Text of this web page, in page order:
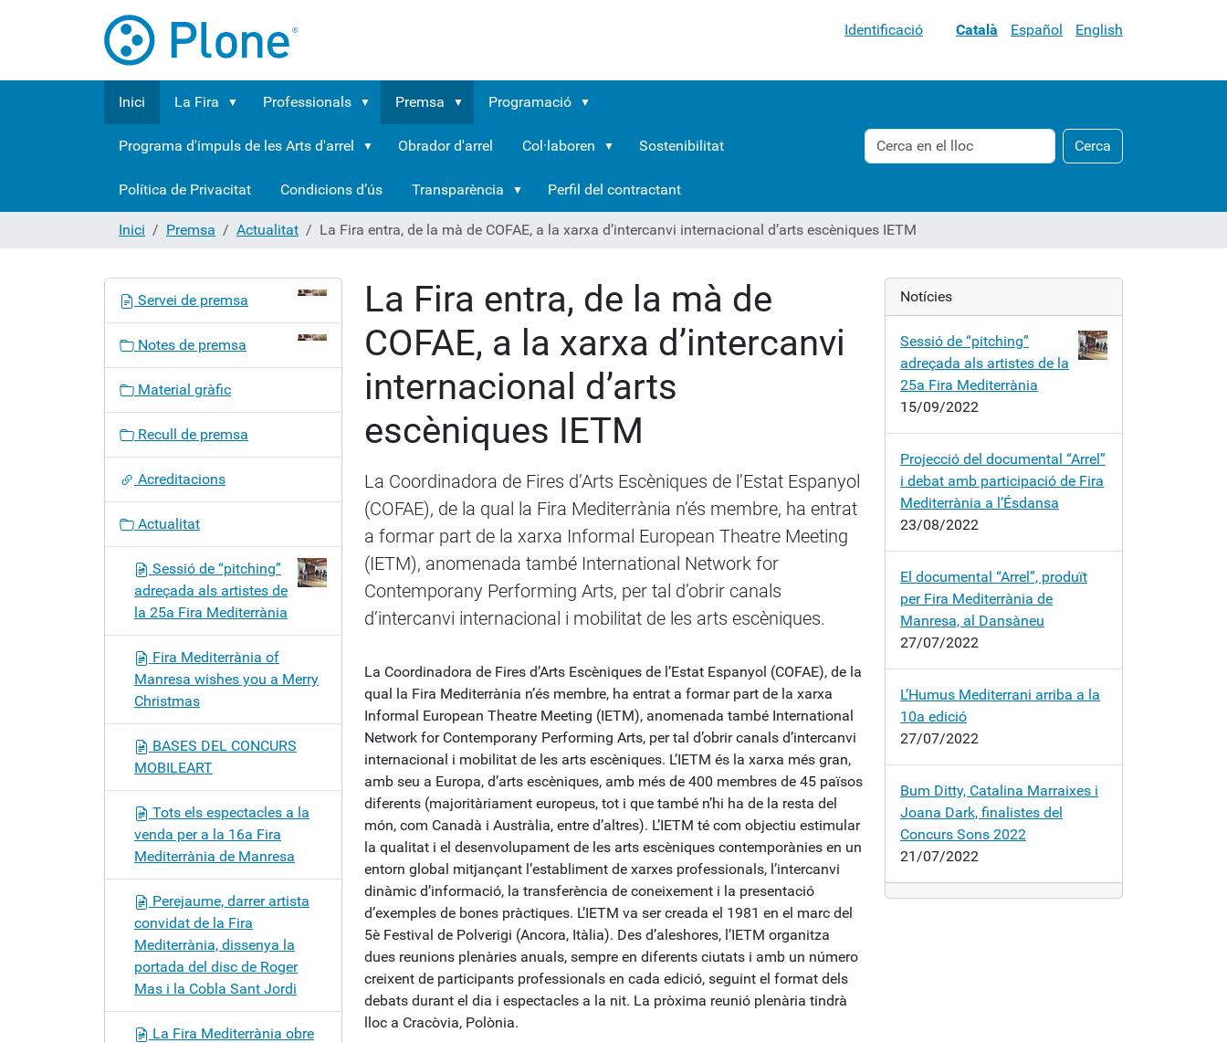
Identificació Català Español English
Inici La Fira Professionals Premsa Programació
Programa d'impuls de les Arts d'arrel Obrador d'arrel Col·laboren Sostenibilitat
Política de Privacitat Condicions d’ús Transparència Perfil del contractant
Cerca Cerca
Cerca
avançada…
Inici Premsa Actualitat La Fira entra, de la mà de COFAE, a la xarxa d’intercanvi internacional d’arts escèniques IETM
La Fira entra, de la mà de
COFAE, a la xarxa d’intercanvi
internacional d’arts
escèniques IETM
La Coordinadora de Fires d’Arts Escèniques de l’Estat Espanyol
(COFAE), de la qual la Fira Mediterrània n’és membre, ha entrat
a formar part de la xarxa Informal European Theatre Meeting
(IETM), anomenada també International Network for
Contemporany Performing Arts, per tal d’obrir canals
d’intercanvi internacional i mobilitat de les arts escèniques.
La Coordinadora de Fires d’Arts Escèniques de l’Estat Espanyol (COFAE), de la
qual la Fira Mediterrània n’és membre, ha entrat a formar part de la xarxa
Informal European Theatre Meeting (IETM), anomenada també International
Network for Contemporany Performing Arts, per tal d’obrir canals d’intercanvi
internacional i mobilitat de les arts escèniques. L’IETM és la xarxa més gran,
amb seu a Europa, d’arts escèniques, amb més de 400 membres de 45 països
diferents (majoritàriament europeus, tot i que també n’hi ha de la resta del
món, com Canadà i Austràlia, entre d’altres). L’IETM té com objectiu estimular
la qualitat i el desenvolupament de les arts escèniques contemporànies en un
entorn global mitjançant l’establiment de xarxes professionals, l’intercanvi
dinàmic d’informació, la transferència de coneixement i la presentació
d’exemples de bones pràctiques. L’IETM va ser creada el 1981 en el marc del
5è Festival de Polverigi (Ancora, Itàlia). Des d’aleshores, l’IETM organitza
dues reunions plenàries anuals, sempre en diferents ciutats i amb un número
creixent de participants professionals en cada edició, seguint el format dels
debats durant el dia i espectacles a la nit. La pròxima reunió plenària tindrà
lloc a Cracòvia, Polònia.
ó
Servei de premsa
Notes de premsa
Material gràfic
Recull de premsa
Acreditacions
Actualitat
Sessió de “pitching”
adreçada als artistes de
la 25a Fira Mediterrània
Fira Mediterrània of
Manresa wishes you a Merry
Christmas
BASES DEL CONCURS
MOBILEART
Tots els espectacles a la
venda per a la 16a Fira
Mediterrània de Manresa
Perejaume, darrer artista
convidat de la Fira
Mediterrània, dissenya la
portada del disc de Roger
Mas i la Cobla Sant Jordi
La Fira Mediterrània obre
Notícies
Sessió de “pitching”
adreçada als artistes de la
25a Fira Mediterrània
15/09/2022
Projecció del documental “Arrel”
i debat amb participació de Fira
Mediterrània a l’Ésdansa
23/08/2022
El documental “Arrel”, produït
per Fira Mediterrània de
Manresa, al Dansàneu
27/07/2022
L’Humus Mediterrani arriba a la
10a edició
27/07/2022
Bum Ditty, Catalina Marraixes i
Joana Dark, finalistes del
Concurs Sons 2022
21/07/2022